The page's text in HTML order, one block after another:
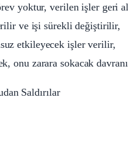
yoktur, verilen işler geri
ve işi sürekli değiştirilir,
etkileyecek işler verilir,
onu zarara sokacak
Saldırılar